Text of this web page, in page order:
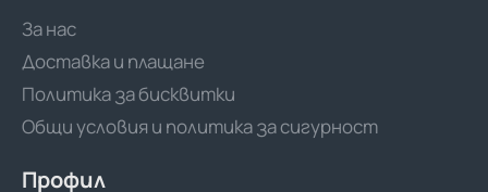
За нас
Доставка и плащане
Политика за бисквитки
Общи условия и политика за сигурност
Профил